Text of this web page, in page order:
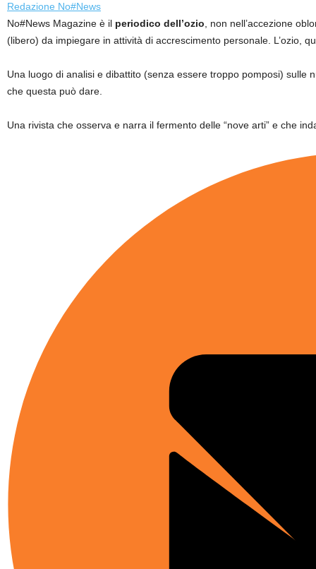
Redazione No#News
No#News Magazine è il periodico dell’ozio , non nell’accezione
(libero) da impiegare in attività di accrescimento personale. L’ozio,
Una luogo di analisi e dibattito (senza essere troppo pomposi)
che questa può dare.
Una rivista che osserva e narra il fermento delle “nove arti” e che